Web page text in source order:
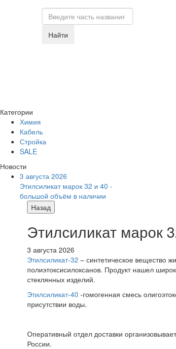
Найти
Категории
Химия
Кабель
Стройка
SALE
Новости
3 августа 2026
Этилсиликат марок 32 и 40 -
большой объём в наличии
Назад
Этилсиликат марок
3 августа 2026
Этилсиликат-32 – синтетическое вещество
полиэтоксисилоксанов. Продукт нашел
стеклянных изделий.
Этилсиликат-40 -гомогенная смесь
присутствии воды.
Оперативный отдел доставки
России.